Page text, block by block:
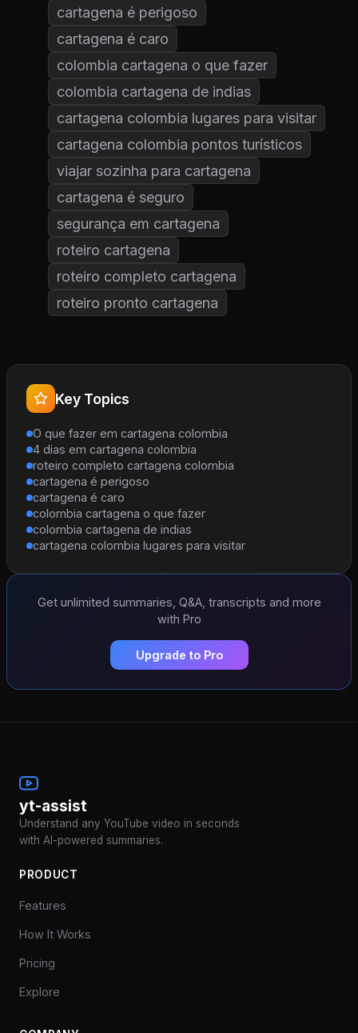
cartagena é perigoso
cartagena é caro
colombia cartagena o que fazer
colombia cartagena de indias
cartagena colombia lugares para visitar
cartagena colombia pontos turísticos
viajar sozinha para cartagena
cartagena é seguro
segurança em cartagena
roteiro cartagena
roteiro completo cartagena
roteiro pronto cartagena
Key Topics
O que fazer em cartagena colombia
4 dias em cartagena colombia
roteiro completo cartagena colombia
cartagena é perigoso
cartagena é caro
colombia cartagena o que fazer
colombia cartagena de indias
cartagena colombia lugares para visitar
Get unlimited summaries, Q&A, transcripts and more
with Pro
Upgrade to Pro
yt-assist
Understand any YouTube video in seconds
with AI-powered summaries.
PRODUCT
Features
How It Works
Pricing
Explore